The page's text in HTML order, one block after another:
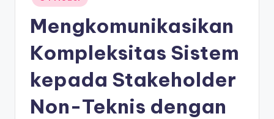
in
Mengkomunikasikan
Kompleksitas Sistem
kepada Stakeholder
Non-Teknis dengan